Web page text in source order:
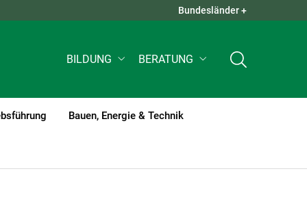
QUICK LINKS +
Bundesländer +
BILDUNG BERATUNG
Bauen, Energie & Technik